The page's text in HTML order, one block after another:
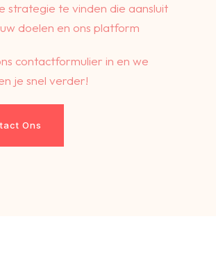
strategie te vinden die aansluit
doelen en ons platform
contactformulier in en we
je snel verder!
Ons